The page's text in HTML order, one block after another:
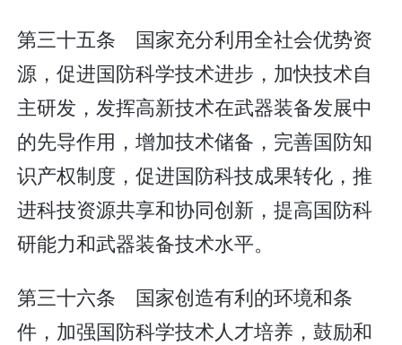
第三十五条 国家充分利用全社会优势资
源，促进国防科学技术进步，加快技术自
主研发，发挥高新技术在武器装备发展中
的先导作用，增加技术储备，完善国防知
识产权制度，促进国防科技成果转化，推
进科技资源共享和协同创新，提高国防科
研能力和武器装备技术水平。
第三十六条 国家创造有利的环境和条
件，加强国防科学技术人才培养，鼓励和